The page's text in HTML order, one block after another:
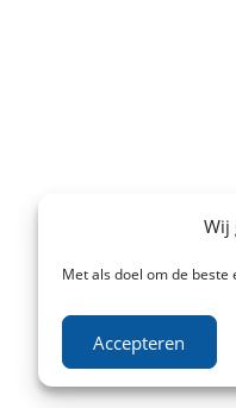
Wij
Met als doel om de beste
Accepteren